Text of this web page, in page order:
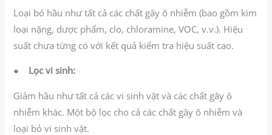
Loại bỏ hầu như tất cả các chất gây ô nhiễm (bao gồm kim
loại nặng, dược phẩm, clo, chloramine, VOC, v.v.). Hiệu
suất chưa từng có với kết quả kiểm tra hiệu suất cao.
● Lọc vi sinh:
Giảm hầu như tất cả các vi sinh vật và các chất gây ô
nhiễm khác. Một bộ lọc cho cả các chất gây ô nhiễm và
loại bỏ vi sinh vật.